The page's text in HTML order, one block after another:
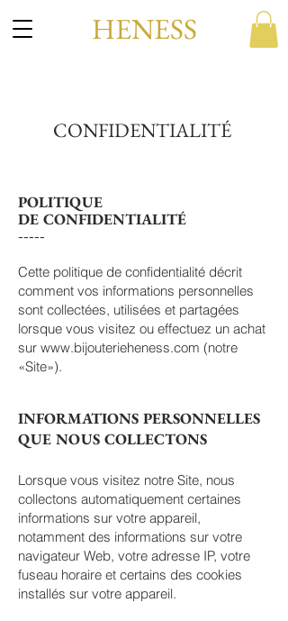
HENESS
CONFIDENTIALITÉ
POLITIQUE
DE CONFIDENTIALITÉ
-----
Cette politique de confidentialité décrit
comment vos informations personnelles
sont collectées, utilisées et partagées
lorsque vous visitez ou effectuez un achat
sur www.bijouterieheness.com (notre
«Site»).
INFORMATIONS PERSONNELLES
QUE NOUS COLLECTONS
Lorsque vous visitez notre Site, nous
collectons automatiquement certaines
informations sur votre appareil,
notamment des informations sur votre
navigateur Web, votre adresse IP, votre
fuseau horaire et certains des cookies
installés sur votre appareil.